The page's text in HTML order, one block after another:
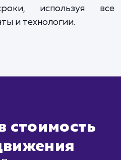
сайтов
с тем, что новые сайты
авторитет в
Однако, несмотря на